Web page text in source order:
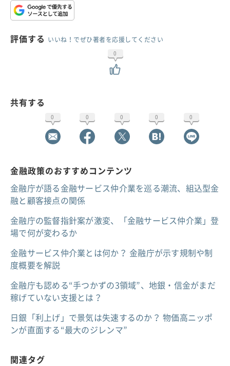
評価する いいね！でぜひ著者を応援してください
0
共有する
0 0 0 0 0
金融政策のおすすめコンテンツ
金融庁が語る金融サービス仲介業を巡る潮流、組込型金
融と顧客接点の関係
金融庁の監督指針案が激変、「金融サービス仲介業」登
場で何が変わるか
金融サービス仲介業とは何か？ 金融庁が示す規制や制
度概要を解説
金融庁も認める“手つかずの3領域”、地銀・信金がまだ
稼げていない支援とは？
日銀「利上げ」で景気は失速するのか？ 物価高ニッポ
ンが直面する“最大のジレンマ”
関連タグ